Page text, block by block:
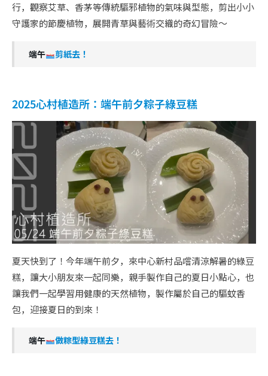
行，觀察艾草、香茅等傳統驅邪植物的氣味與型態，剪出小小
守護家的節慶植物，展開青草與藝術交織的奇幻冒險～
端午 剪紙去！
2025心村植造所：端午前夕粽子綠豆糕
夏天快到了！今年端午前夕，來中心新村品嚐清涼解暑的綠豆
糕，讓大小朋友來一起同樂，親手製作自己的夏日小點心，也
讓我們一起學習用健康的天然植物，製作屬於自己的驅蚊香
包，迎接夏日的到來！
端午 做粽型綠豆糕去！